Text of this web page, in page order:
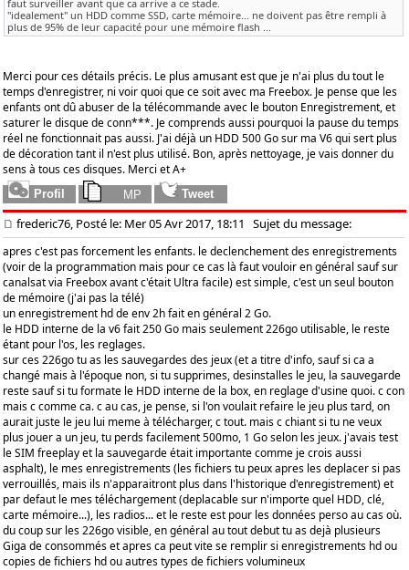
faut surveiller avant que ca arrive a ce stade.
"idealement" un HDD comme SSD, carte mémoire... ne doivent pas être rempli à
plus de 95% de leur capacité pour une mémoire flash ...
Merci pour ces détails précis. Le plus amusant est que je n'ai plus du tout le
temps d'enregistrer, ni voir quoi que ce soit avec ma Freebox. Je pense que les
enfants ont dû abuser de la télécommande avec le bouton Enregistrement, et
saturer le disque de conn***. Je comprends aussi pourquoi la pause du temps
réel ne fonctionnait pas aussi. J'ai déjà un HDD 500 Go sur ma V6 qui sert plus
de décoration tant il n'est plus utilisé. Bon, après nettoyage, je vais donner du
sens à tous ces disques. Merci et A+
frederic76, Posté le: Mer 05 Avr 2017, 18:11 Sujet du message:
apres c'est pas forcement les enfants. le declenchement des enregistrements
(voir de la programmation mais pour ce cas là faut vouloir en général sauf sur
canalsat via Freebox avant c'était Ultra facile) est simple, c'est un seul bouton
de mémoire (j'ai pas la télé)
un enregistrement hd de env 2h fait en général 2 Go.
le HDD interne de la v6 fait 250 Go mais seulement 226go utilisable, le reste
étant pour l'os, les reglages.
sur ces 226go tu as les sauvegardes des jeux (et a titre d'info, sauf si ca a
changé mais à l'époque non, si tu supprimes, desinstalles le jeu, la sauvegarde
reste sauf si tu formate le HDD interne de la box, en reglage d'usine quoi. c con
mais c comme ca. c au cas, je pense, si l'on voulait refaire le jeu plus tard, on
aurait juste le jeu lui meme à télécharger, c tout. mais c chiant si tu ne veux
plus jouer a un jeu, tu perds facilement 500mo, 1 Go selon les jeux. j'avais test
le SIM freeplay et la sauvegarde était importante comme je crois aussi
asphalt), le mes enregistrements (les fichiers tu peux apres les deplacer si pas
verrouillés, mais ils n'apparaitront plus dans l'historique d'enregistrement) et
par defaut le mes téléchargement (deplacable sur n'importe quel HDD, clé,
carte mémoire...), les radios... et le reste est pour les données perso au cas où.
du coup sur les 226go visible, en général au tout debut tu as dejà plusieurs
Giga de consommés et apres ca peut vite se remplir si enregistrements hd ou
copies de fichiers hd ou autres types de fichiers volumineux